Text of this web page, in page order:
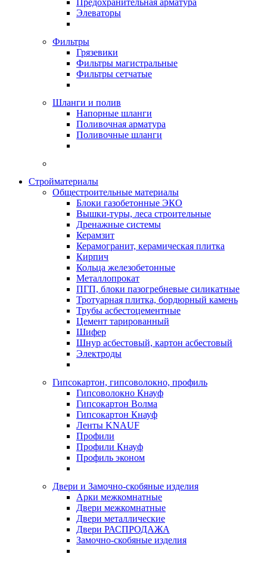
Предохранительная арматура
Элеваторы
Фильтры
Грязевики
Фильтры магистральные
Фильтры сетчатые
Шланги и полив
Напорные шланги
Поливочная арматура
Поливочные шланги
Стройматериалы
Oбщестроительные материалы
Блоки газобетонные ЭКО
Вышки-туры, леса строительные
Дренажные системы
Керамзит
Керамогранит, керамическая плитка
Кирпич
Кольца железобетонные
Металлопрокат
ПГП, блоки пазогребневые силикатные
Тротуарная плитка, бордюрный камень
Трубы асбестоцементные
Цемент тарированный
Шифер
Шнур асбестовый, картон асбестовый
Электроды
Гипсокартон, гипсоволокно, профиль
Гипсоволокно Кнауф
Гипсокартон Волма
Гипсокартон Кнауф
Ленты KNAUF
Профили
Профили Кнауф
Профиль эконом
Двери и Замочно-скобяные изделия
Арки межкомнатные
Двери межкомнатные
Двери металлические
Двери РАСПРОДАЖА
Замочно-скобяные изделия